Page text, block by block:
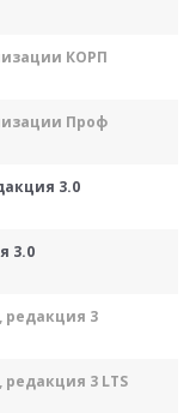
КОРП
Проф
3.0
3.0
редакция 3
3 LTS